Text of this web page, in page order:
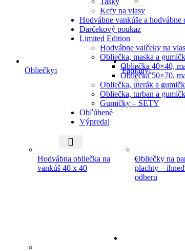
Kefy na vlasy
Hodvábne vankúše a hodvábne
Darčekový poukaz
Limited Edition
Hodvábne valčeky na
Obliečka, maska a
Obliečka 40×40,
Obliečka 50×70,
Obliečka, uterák a
Obliečka, turban a
Gumičky – SETY
Obľúbené
Výpredaj
Obliečky
Hodvábna obliečka na
vankúš 40 x 40
Paplóny
Obliečky na
plachty –
odberu